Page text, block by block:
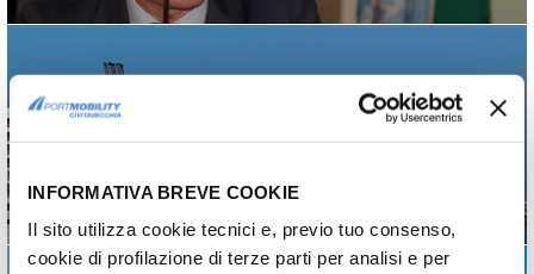
INFORMATIVA BREVE COOKIE
Il sito utilizza cookie tecnici e, previo tuo consenso,
cookie di profilazione di terze parti per analisi e per
Jornada récord de
barcos en el puerto de
Comunicado de Prensa